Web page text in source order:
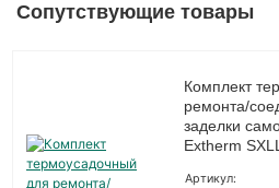
Сопутствующие товары
Комплект
ремонта/
заделки
Extherm
Артикул: